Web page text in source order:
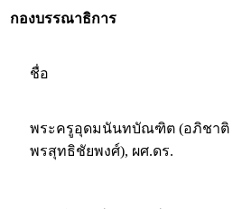
กองบรรณาธิการ
ชื่อ
พระครูอุดมนันทบัณฑิต (อภิชาติ
พรสุทธิชัยพงศ์), ผศ.ดร.